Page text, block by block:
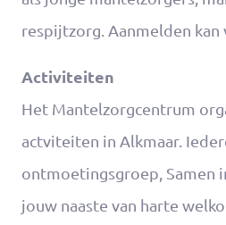
respijtzorg. Aanmelden kan
Activiteiten
Het Mantelzorgcentrum
actviteiten in Alkmaar.
ontmoetingsgroep, Samen
jouw naaste van harte